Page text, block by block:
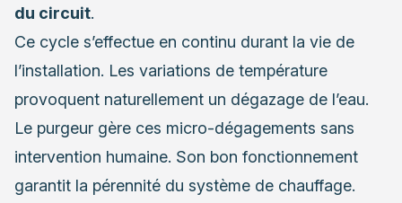
du circuit.
Ce cycle s’effectue en continu durant la vie de
l’installation. Les variations de température
provoquent naturellement un dégazage de l’eau.
Le purgeur gère ces micro-dégagements sans
intervention humaine. Son bon fonctionnement
garantit la pérennité du système de chauffage.